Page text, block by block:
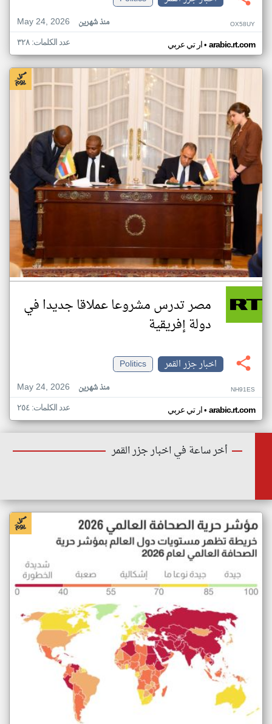
May 24, 2026
منذ شهرين OX58UY
ار تي عربي• arabic.rt.com عدد الكلمات: ٣٢٨
مصر تدرس مشروعا عملاقا جديدا في
دولة إفريقية
اخبار جزر القمر
Politics
May 24, 2026
منذ شهرين NH91ES
ار تي عربي• arabic.rt.com عدد الكلمات: ٢٥٤
أخر ساعة في اخبار جزر القمر